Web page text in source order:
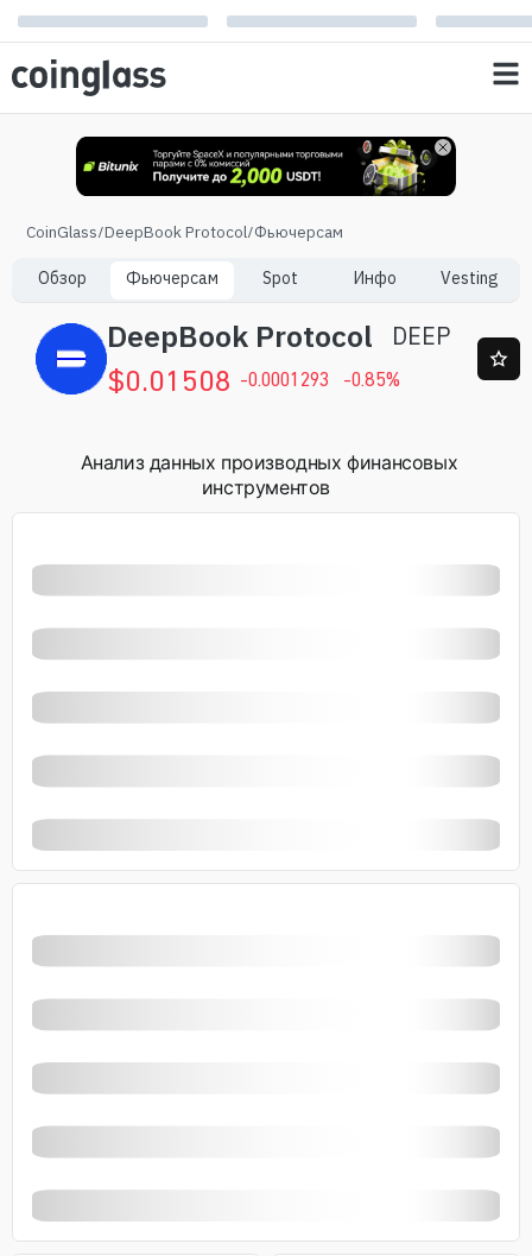
CoinGlass/DeepBook Protocol/Фьючерсам
Обзор Фьючерсам Spot Инфо Vesting
DeepBook Protocol DEEP
$0.01508 -0.0001293 -0.85%
Анализ данных производных финансовых
инструментов